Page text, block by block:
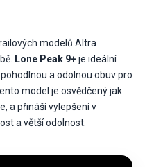
modelů Altra
Lone Peak 9+je ideální
a odolnou obuv pro
model je osvědčený jak
a přináší vylepšení v
a větší odolnost.